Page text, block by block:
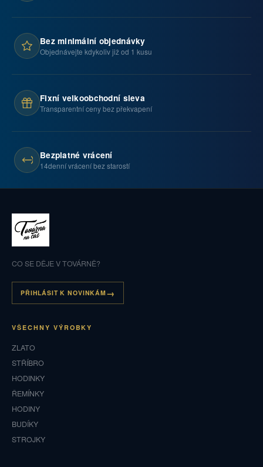
Bez minimální objednávky
Objednávejte kdykoliv již od 1 kusu
Fixní velkoobchodní sleva
Transparentní ceny bez překvapení
Bezplatné vrácení
14denní vrácení bez starostí
CO SE DĚJE V TOVÁRNĚ?
PŘIHLÁSIT K NOVINKÁM
VŠECHNY VÝROBKY
ZLATO
STŘÍBRO
HODINKY
ŘEMÍNKY
HODINY
BUDÍKY
STROJKY